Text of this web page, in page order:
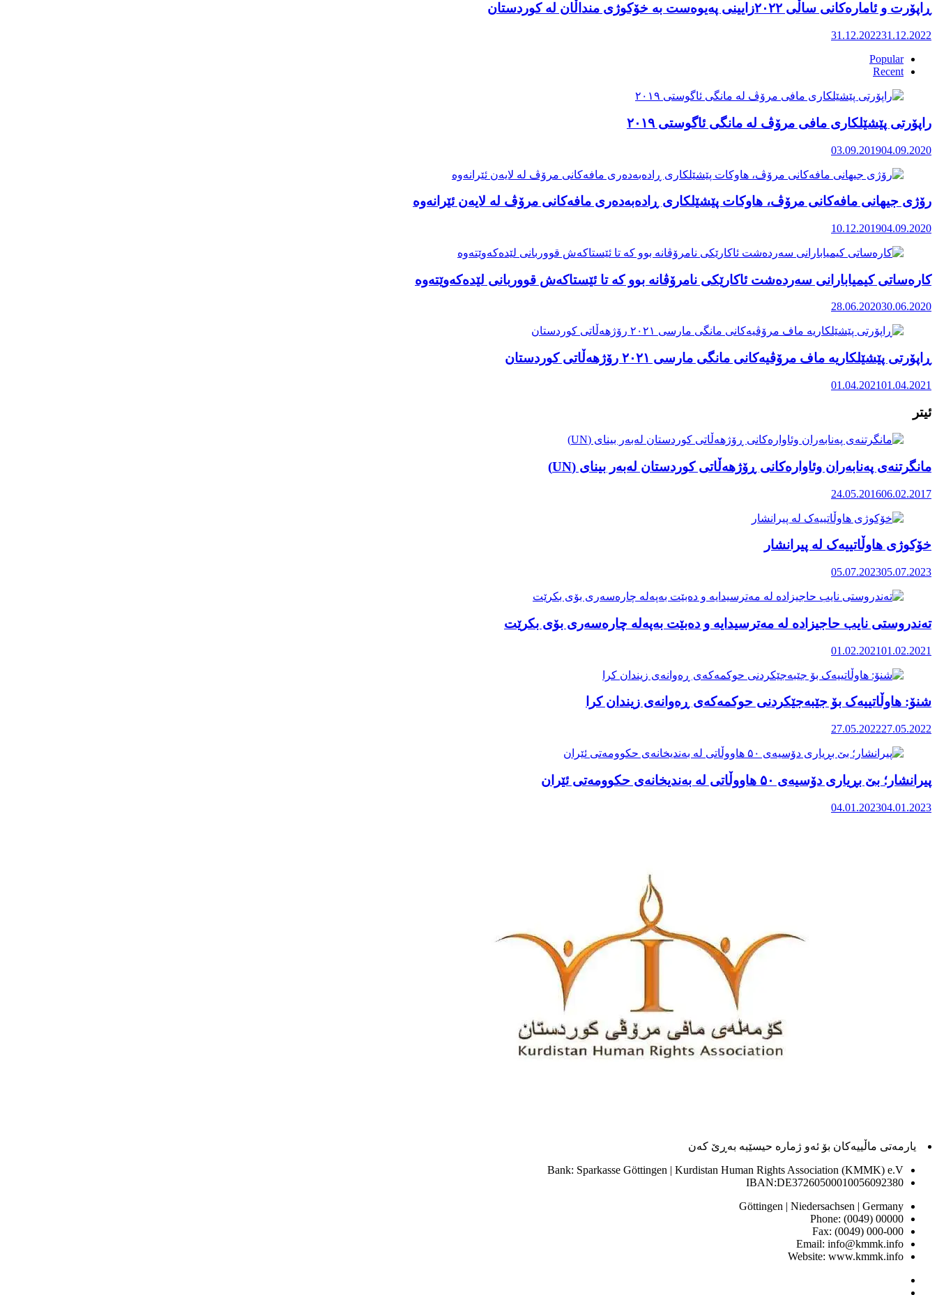
ڕاپۆرت و ئامارەکانی ساڵی ٢٠٢٢زایینی پەیوەست بە خۆکوژی منداڵان لە کوردستان
31.12.202231.12.2022
Popular
Recent
راپۆرتی پێشێلكاری مافی مرۆڤ له‌ مانگی ئاگوستی ٢٠١٩
03.09.201904.09.2020
رۆژی جیهانی مافەکانی مرۆڤ، هاوکات پێشێلکاری ڕادەبەدەری مافەکانی مرۆڤ لە لایەن ئێرانەوە
10.12.201904.09.2020
کارەساتی کیمیابارانی سەردەشت ئاکارێکی نامرۆڤانە بوو کە تا ئێستاکەش قووربانی لێدەکەوێتەوە
28.06.202030.06.2020
ڕاپۆرتی پێشێلکاریە ماف مرۆڤیەکانی مانگی مارسی ٢٠٢١ رۆژهەڵاتی کوردستان
01.04.202101.04.2021
ئیتر
مانگرتنەی پەنابەران وئاوارەکانی ڕۆژهەڵاتی کوردستان لەبەر بینای (UN)
24.05.201606.02.2017
خۆکوژی هاوڵاتییەک لە پیرانشار
05.07.202305.07.2023
تەندروستی نایب حاجیزادە لە مەترسیدایە و دەبێت بەپەلە چارەسەری بۆی بکرێت
01.02.202101.02.2021
شنۆ: هاوڵاتییەک بۆ جێبەجێکردنی حوکمەکەی ڕەوانەی زیندان کرا
27.05.202227.05.2022
پیرانشار؛ بێ بڕیاری دۆسیەی ۵۰ هاووڵاتی لە بەندیخانەی حکوومەتی ئێران
04.01.202304.01.2023
یارمەتی ماڵییەکان بۆ ئەو ژماره حیسێبە بەڕێ کەن
Bank: Sparkasse Göttingen | Kurdistan Human Rights Association (KMMK) e.V
IBAN:DE37260500010056092380
Göttingen | Niedersachsen | Germany
Phone: (0049) 00000
Fax: (0049) 000-000
Email: info@kmmk.info
Website: www.kmmk.info